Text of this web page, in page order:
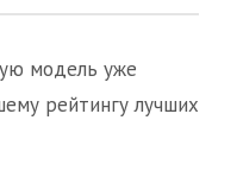
модель уже
рейтингу лучших